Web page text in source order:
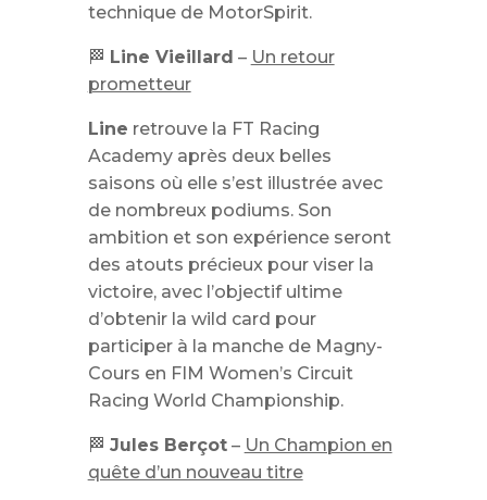
technique de MotorSpirit.
🏁 Line Vieillard – Un retour
prometteur
Line retrouve la FT Racing
Academy après deux belles
saisons où elle s’est illustrée avec
de nombreux podiums. Son
ambition et son expérience seront
des atouts précieux pour viser la
victoire, avec l’objectif ultime
d’obtenir la wild card pour
participer à la manche de Magny-
Cours en FIM Women’s Circuit
Racing World Championship.
🏁 Jules Berçot– Un Champion en
quête d’un nouveau titre